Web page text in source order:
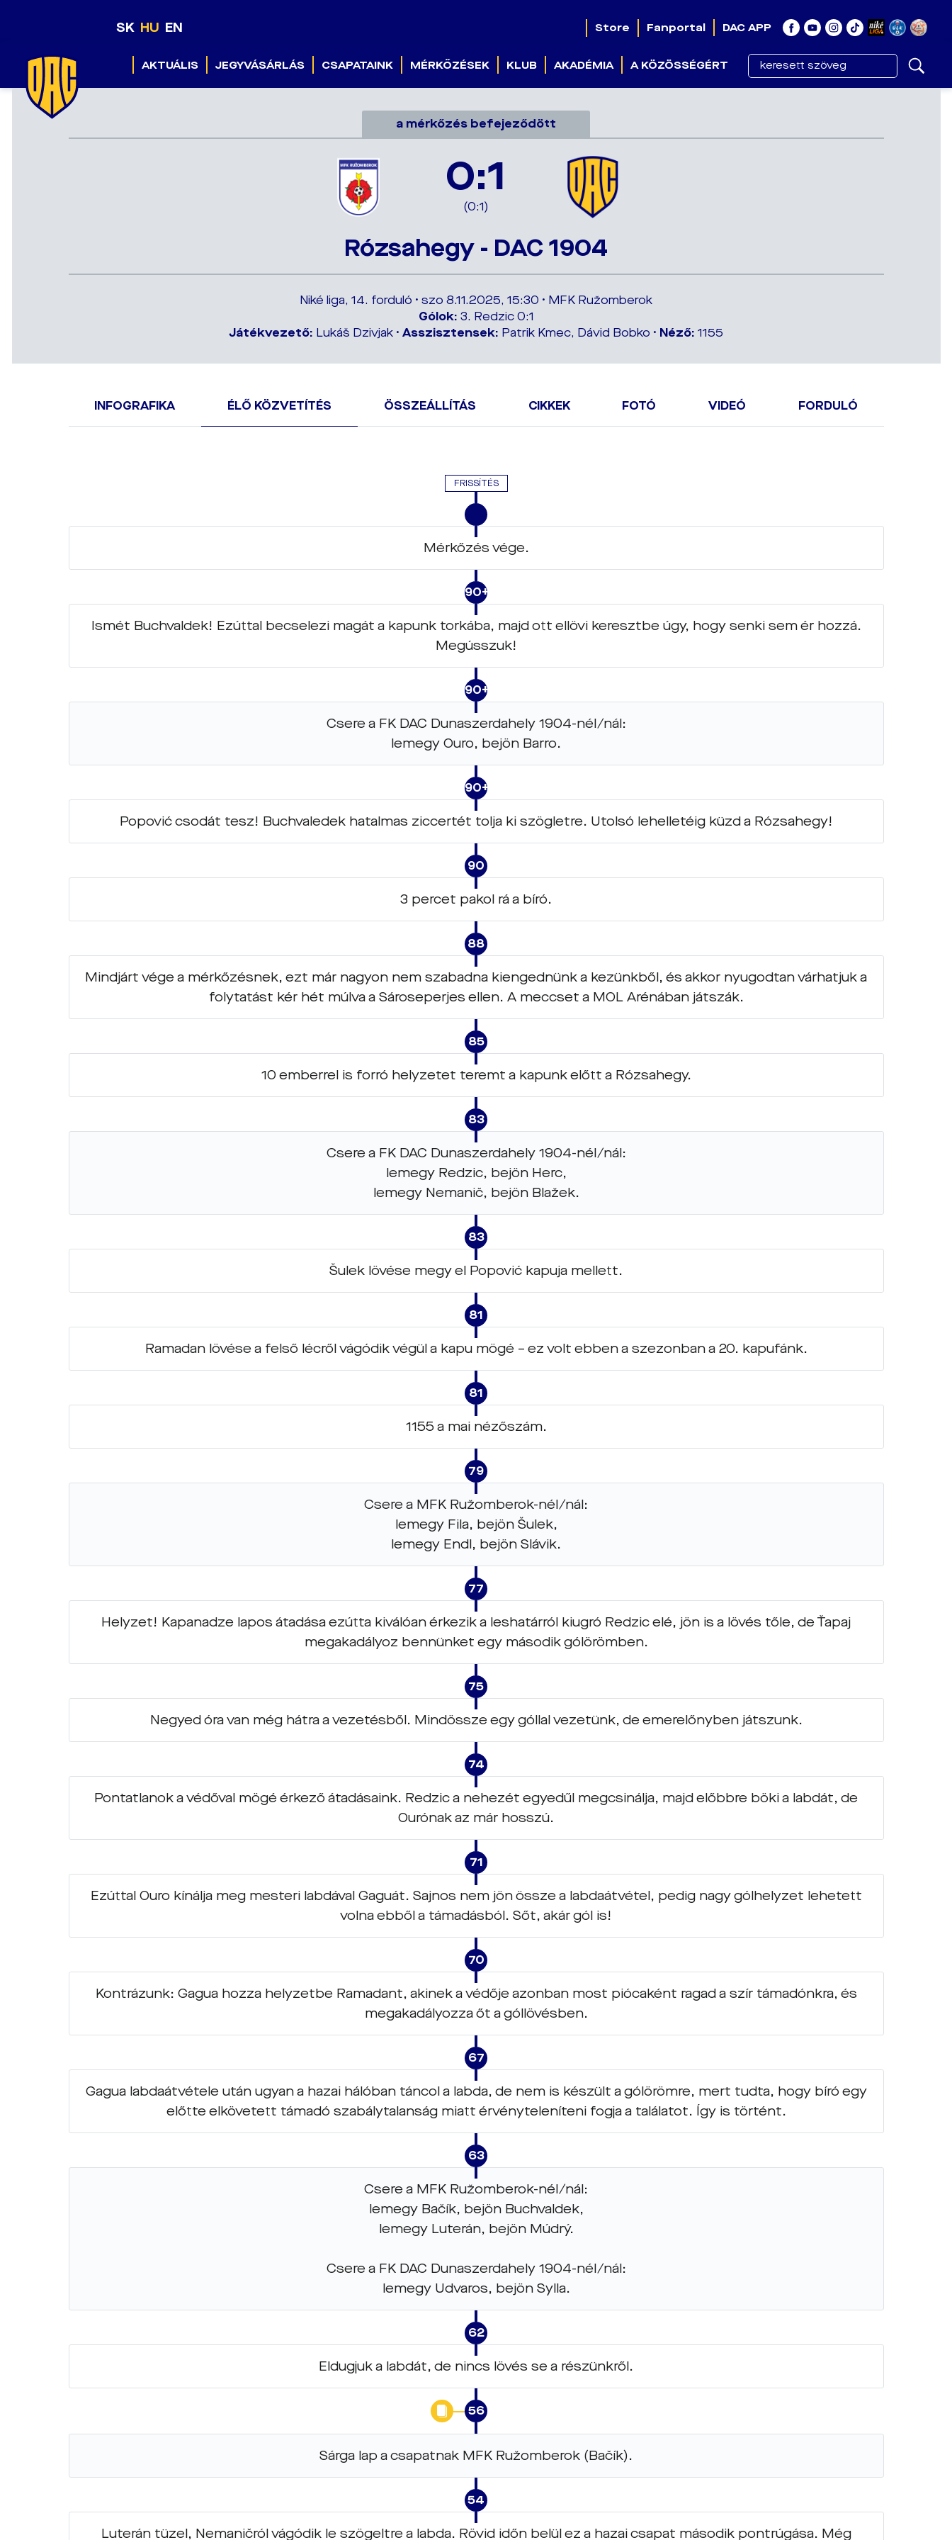
SK HU EN Store Fanportal DAC APP
AKTUÁLIS JEGYVÁSÁRLÁS CSAPATAINK MÉRKŐZÉSEK KLUB AKADÉMIA A KÖZÖSSÉGÉRT
a mérkőzés befejeződött
0:1
(0:1)
Rózsahegy - DAC 1904
Niké liga, 14. forduló • szo 8.11.2025, 15:30 • MFK Ružomberok
Gólok: 3. Redzic 0:1
Játékvezető: Lukáš Dzivjak • Asszisztensek: Patrik Kmec, Dávid Bobko • Néző: 1155
INFOGRAFIKA ÉLŐ KÖZVETÍTÉS ÖSSZEÁLLÍTÁS CIKKEK FOTÓ VIDEÓ FORDULÓ
FRISSÍTÉS
Mérkőzés vége.
90+3
Ismét Buchvaldek! Ezúttal becselezi magát a kapunk torkába, majd ott ellövi keresztbe úgy, hogy senki sem ér hozzá.
Megússzuk!
90+1
Csere a FK DAC Dunaszerdahely 1904-nél/nál:
lemegy Ouro, bejön Barro.
90+1
Popović csodát tesz! Buchvaledek hatalmas ziccertét tolja ki szögletre. Utolsó lehelletéig küzd a Rózsahegy!
90
3 percet pakol rá a bíró.
88
Mindjárt vége a mérkőzésnek, ezt már nagyon nem szabadna kiengednünk a kezünkből, és akkor nyugodtan várhatjuk a
folytatást kér hét múlva a Sároseperjes ellen. A meccset a MOL Arénában játszák.
85
10 emberrel is forró helyzetet teremt a kapunk előtt a Rózsahegy.
83
Csere a FK DAC Dunaszerdahely 1904-nél/nál:
lemegy Redzic, bejön Herc,
lemegy Nemanič, bejön Blažek.
83
Šulek lövése megy el Popović kapuja mellett.
81
Ramadan lövése a felső lécről vágódik végül a kapu mögé – ez volt ebben a szezonban a 20. kapufánk.
81
1155 a mai nézőszám.
79
Csere a MFK Ružomberok-nél/nál:
lemegy Fila, bejön Šulek,
lemegy Endl, bejön Slávik.
77
Helyzet! Kapanadze lapos átadása ezútta kiválóan érkezik a leshatárról kiugró Redzic elé, jön is a lövés tőle, de Ťapaj
megakadályoz bennünket egy második gólörömben.
75
Negyed óra van még hátra a vezetésből. Mindössze egy góllal vezetünk, de emerelőnyben játszunk.
74
Pontatlanok a védőval mögé érkező átadásaink. Redzic a nehezét egyedűl megcsinálja, majd előbbre böki a labdát, de
Ourónak az már hosszú.
71
Ezúttal Ouro kínálja meg mesteri labdával Gaguát. Sajnos nem jön össze a labdaátvétel, pedig nagy gólhelyzet lehetett
volna ebből a támadásból. Sőt, akár gól is!
70
Kontrázunk: Gagua hozza helyzetbe Ramadant, akinek a védője azonban most piócaként ragad a szír támadónkra, és
megakadályozza őt a góllövésben.
67
Gagua labdaátvétele után ugyan a hazai hálóban táncol a labda, de nem is készült a gólörömre, mert tudta, hogy bíró egy
előtte elkövetett támadó szabálytalanság miatt érvényteleníteni fogja a találatot. Így is történt.
63
Csere a MFK Ružomberok-nél/nál:
lemegy Bačík, bejön Buchvaldek,
lemegy Luterán, bejön Múdrý.
Csere a FK DAC Dunaszerdahely 1904-nél/nál:
lemegy Udvaros, bejön Sylla.
62
Eldugjuk a labdát, de nincs lövés se a részünkről.
56
Sárga lap a csapatnak MFK Ružomberok (Bačík).
54
Luterán tüzel, Nemaničról vágódik le szögeltre a labda. Rövid időn belül ez a hazai csapat második pontrúgása. Még